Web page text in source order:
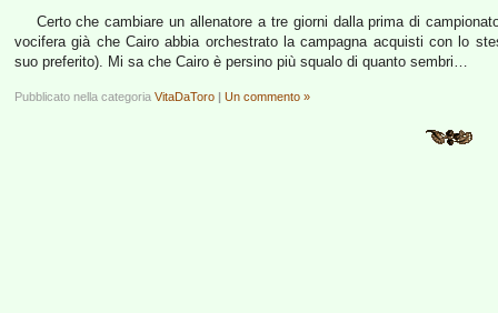
Certo che cambiare un allenatore a tre giorni dalla prima di
vocifera già che Cairo abbia orchestrato la campagna acquisti con lo
suo preferito). Mi sa che Cairo è persino più squalo di quanto sembri…
Pubblicato nella categoria VitaDaToro | Un commento »